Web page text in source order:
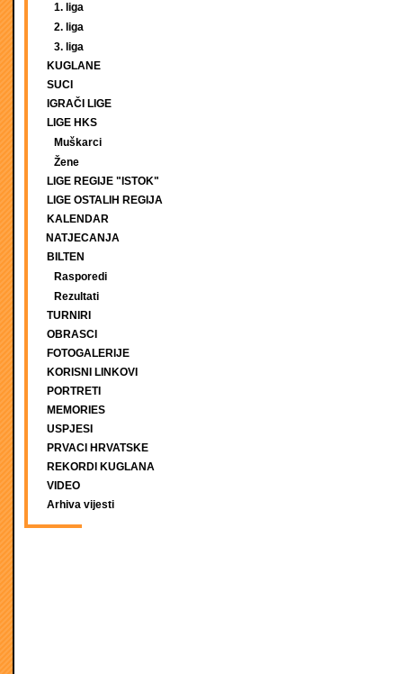
1. liga
2. liga
3. liga
KUGLANE
SUCI
IGRAČI LIGE
LIGE HKS
Muškarci
Žene
LIGE REGIJE "ISTOK"
LIGE OSTALIH REGIJA
KALENDAR
NATJECANJA
BILTEN
Rasporedi
Rezultati
TURNIRI
OBRASCI
FOTOGALERIJE
KORISNI LINKOVI
PORTRETI
MEMORIES
USPJESI
PRVACI HRVATSKE
REKORDI KUGLANA
VIDEO
Arhiva vijesti